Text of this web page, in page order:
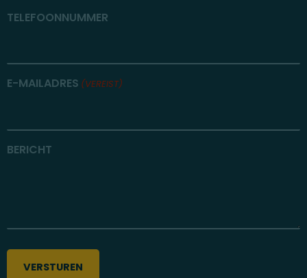
TELEFOONNUMMER
E-MAILADRES (VEREIST)
BERICHT